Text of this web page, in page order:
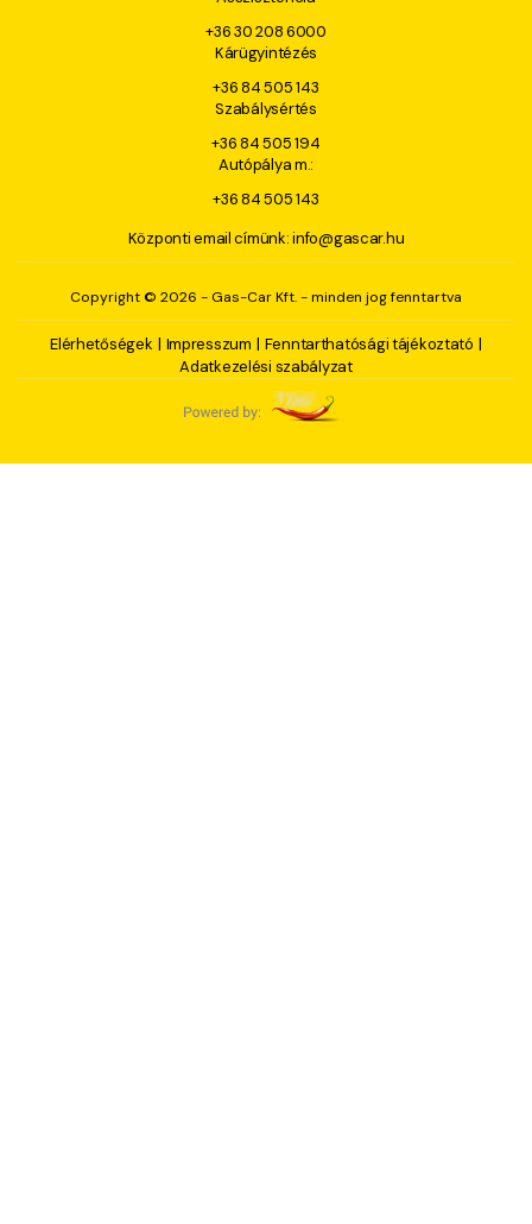
+36 30 208 6000
Kárügyintézés
+36 84 505 143
Szabálysértés
+36 84 505 194
Autópálya m.:
+36 84 505 143
Központi email címünk:info@gascar.hu
Copyright © 2026 - Gas-Car Kft. - minden jog fenntartva
Elérhetőségek | Impresszum | Fenntarthatósági tájékoztató |
Adatkezelési szabályzat